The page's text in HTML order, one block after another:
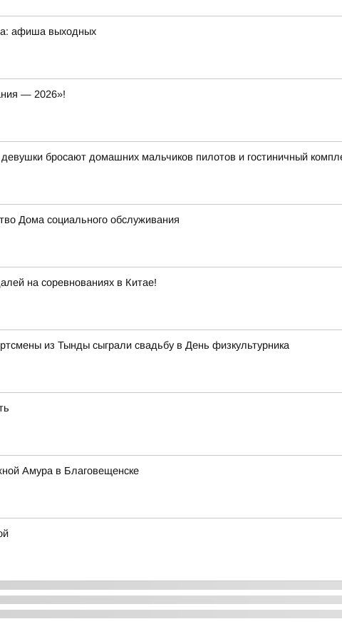
афиша выходных
— 2026»!
бросают домашних мальчиков пилотов и гостиничный
Дома социального обслуживания
на соревнованиях в Китае!
из Тынды сыграли свадьбу в День физкультурника
Амура в Благовещенске